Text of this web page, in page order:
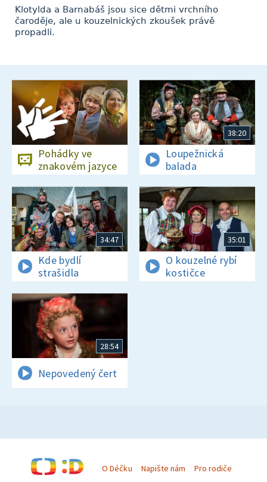
Klotylda a Barnabáš jsou sice dětmi vrchního
čaroděje, ale u kouzelnických zkoušek právě
propadli.
Pohádky ve
znakovém jazyce
38:20
Loupežnická
balada
34:47
Kde bydlí
strašidla
35:01
O kouzelné rybí
kostičce
28:54
Nepovedený čert
O Déčku Napište nám Pro rodiče